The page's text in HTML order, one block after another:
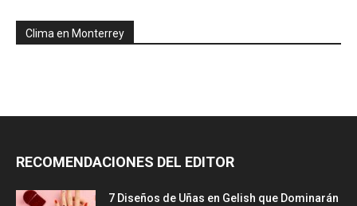
Clima en Monterrey
RECOMENDACIONES DEL EDITOR
7 Diseños de Uñas en Gelish que Dominarán